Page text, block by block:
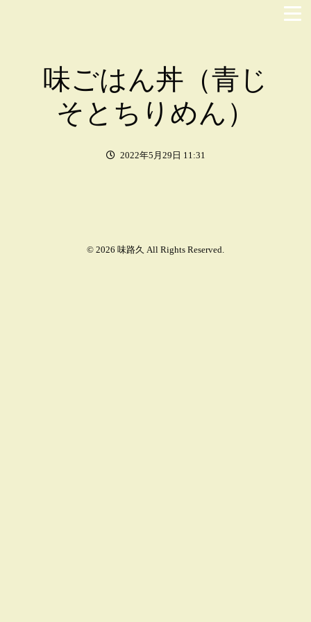
味ごはん丼（青じ
そとちりめん）
2022年5月29日 11:31
© 2026 味路久 All Rights Reserved.